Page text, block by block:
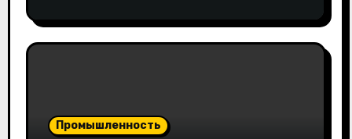
участие вице-президент «Новой
Формации» Руслан Гайнуллин
Промышленность